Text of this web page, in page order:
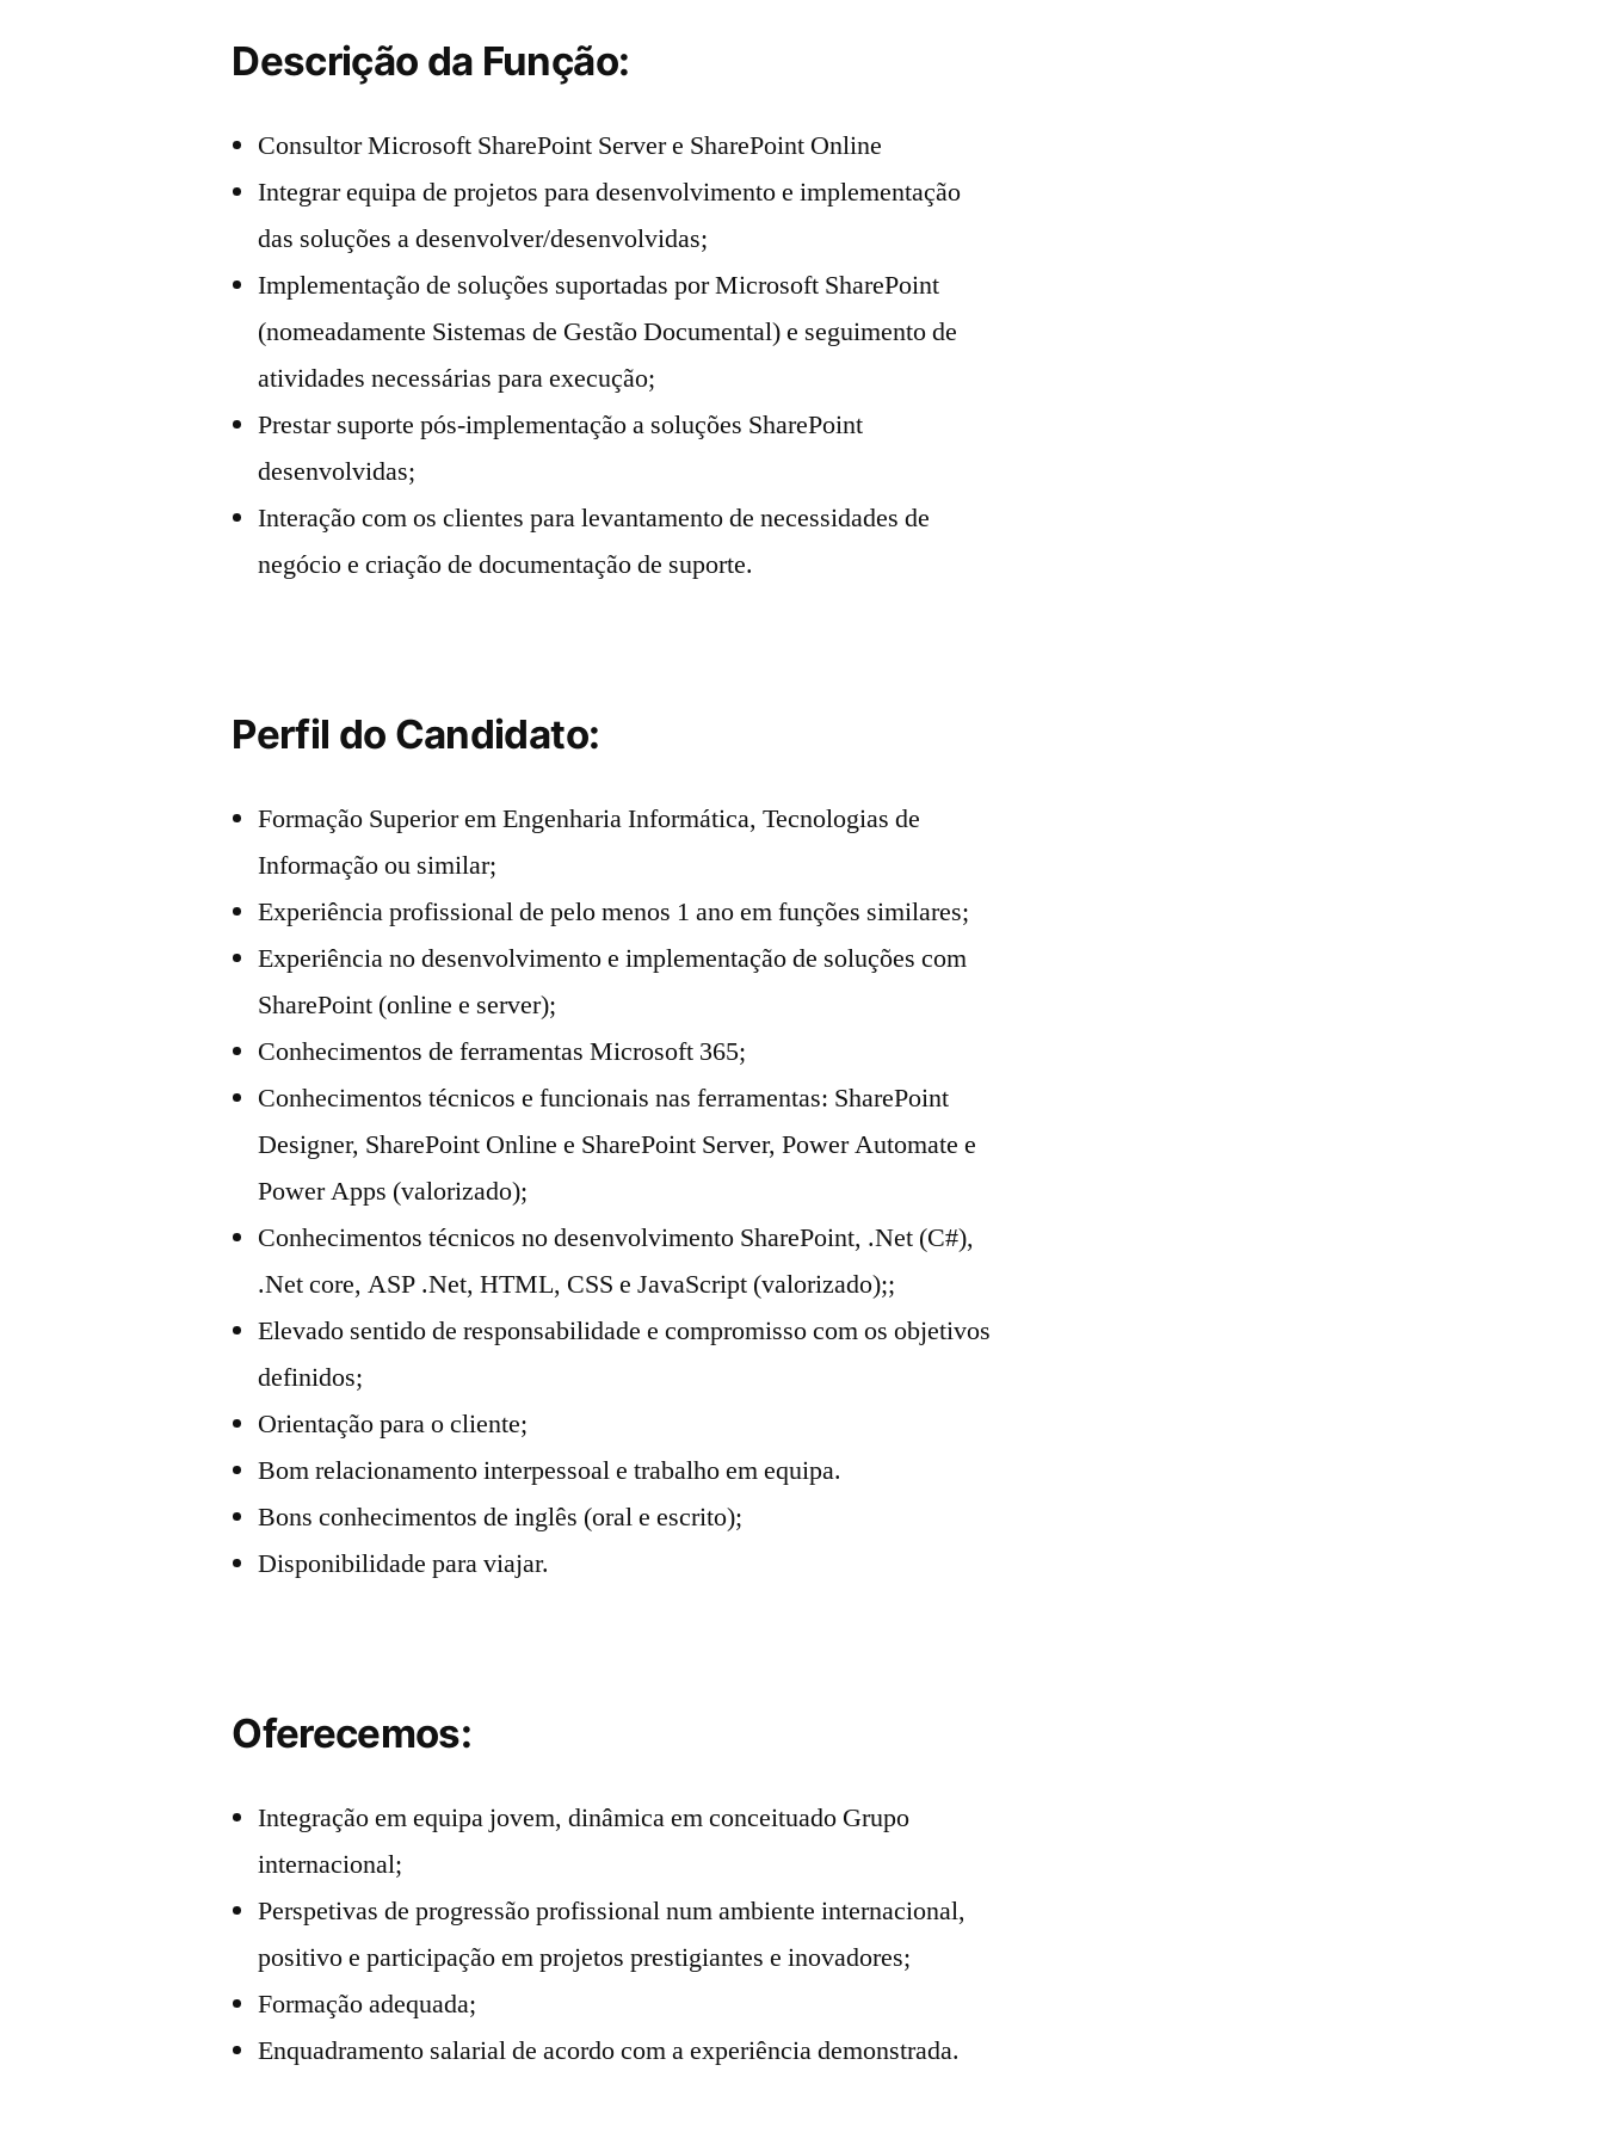
Descrição da Função:
Consultor Microsoft SharePoint Server e SharePoint Online
Integrar equipa de projetos para desenvolvimento e implementação
das soluções a desenvolver/desenvolvidas;
Implementação de soluções suportadas por Microsoft SharePoint
(nomeadamente Sistemas de Gestão Documental) e seguimento de
atividades necessárias para execução;
Prestar suporte pós-implementação a soluções SharePoint
desenvolvidas;
Interação com os clientes para levantamento de necessidades de
negócio e criação de documentação de suporte.
Perfil do Candidato:
Formação Superior em Engenharia Informática, Tecnologias de
Informação ou similar;
Experiência profissional de pelo menos 1 ano em funções similares;
Experiência no desenvolvimento e implementação de soluções com
SharePoint (online e server);
Conhecimentos de ferramentas Microsoft 365;
Conhecimentos técnicos e funcionais nas ferramentas: SharePoint
Designer, SharePoint Online e SharePoint Server, Power Automate e
Power Apps (valorizado);
Conhecimentos técnicos no desenvolvimento SharePoint, .Net (C#),
.Net core, ASP .Net, HTML, CSS e JavaScript (valorizado);;
Elevado sentido de responsabilidade e compromisso com os objetivos
definidos;
Orientação para o cliente;
Bom relacionamento interpessoal e trabalho em equipa.
Bons conhecimentos de inglês (oral e escrito);
Disponibilidade para viajar.
Oferecemos:
Integração em equipa jovem, dinâmica em conceituado Grupo
internacional;
Perspetivas de progressão profissional num ambiente internacional,
positivo e participação em projetos prestigiantes e inovadores;
Formação adequada;
Enquadramento salarial de acordo com a experiência demonstrada.